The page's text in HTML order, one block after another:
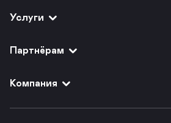
Услуги
Партнёрам
Компания